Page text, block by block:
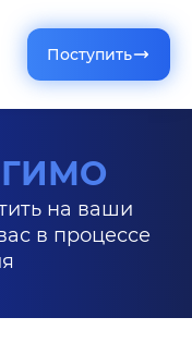
Поступить
на ваши
в процессе